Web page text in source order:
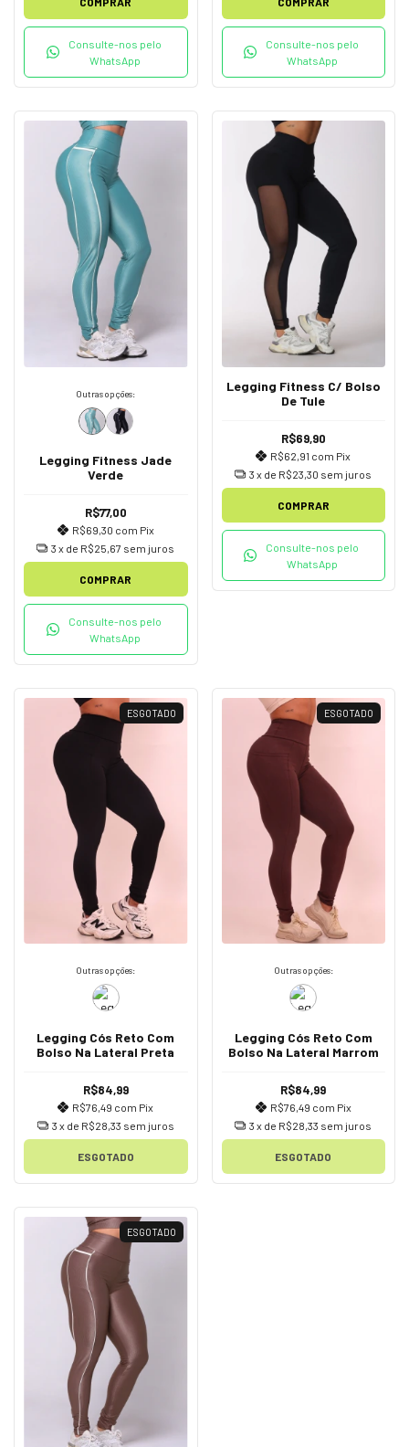
Consulte-nos pelo
WhatsApp
Consulte-nos pelo
WhatsApp
Outras opções:
Legging Fitness Jade
Verde
R$77,00
R$69,30 com Pix
3 x de R$25,67 sem juros
COMPRAR
Consulte-nos pelo
WhatsApp
Legging Fitness C/ Bolso
De Tule
R$69,90
R$62,91 com Pix
3 x de R$23,30 sem juros
COMPRAR
Consulte-nos pelo
WhatsApp
ESGOTADO
Outras opções:
Legging Cós Reto Com
Bolso Na Lateral Preta
R$84,99
R$76,49 com Pix
3 x de R$28,33 sem juros
ESGOTADO
ESGOTADO
Outras opções:
Legging Cós Reto Com
Bolso Na Lateral Marrom
R$84,99
R$76,49 com Pix
3 x de R$28,33 sem juros
ESGOTADO
ESGOTADO